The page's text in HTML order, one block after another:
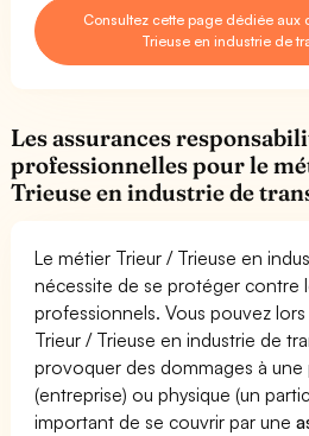
Consultez cette page dédiée aux
Trieuse en industrie de
Les assurances
professionnelles pour le
Trieuse en industrie de
Le métier Trieur / Trieuse en
nécessite de se protéger contre
professionnels. Vous pouvez
Trieur / Trieuse en industrie de
provoquer des dommages à
(entreprise) ou physique (un
important de se couvrir par une